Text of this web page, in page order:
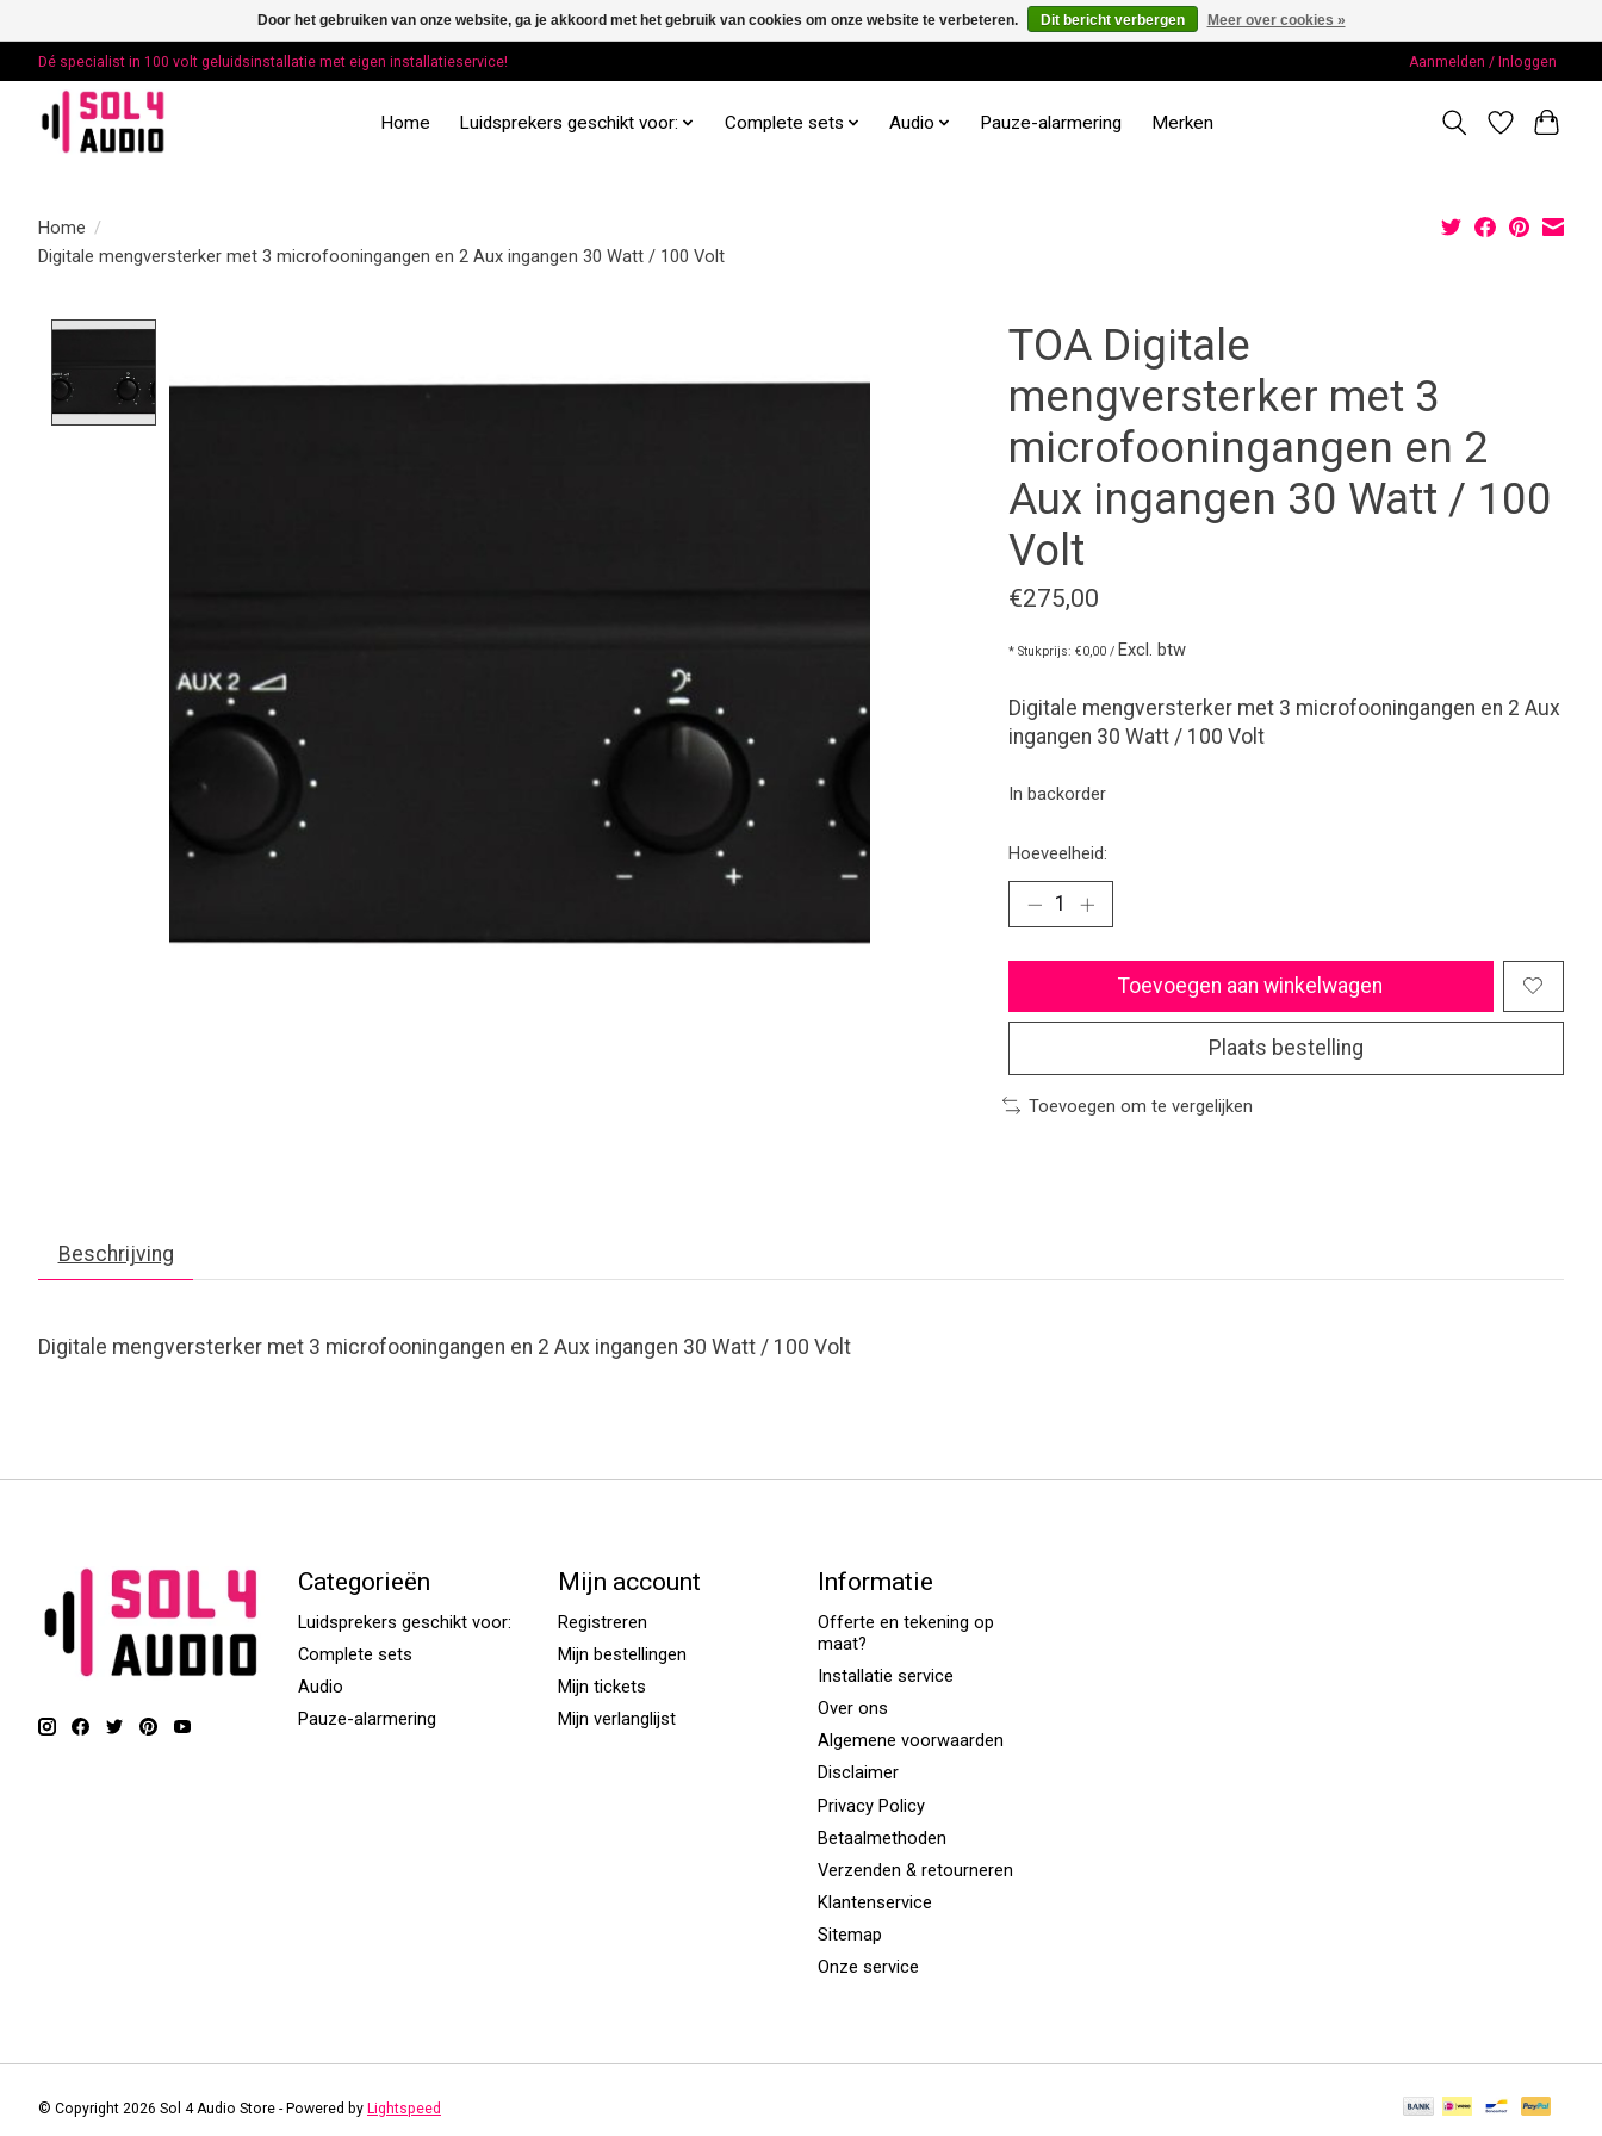
Dé specialist in 100 volt geluidsinstallatie met eigen installatieservice! Aanmelden / Inloggen
Home Luidsprekers geschikt voor: Complete sets Audio Pauze-alarmering Merken
Home /
Digitale mengversterker met 3 microfooningangen en 2 Aux ingangen 30 Watt / 100 Volt
TOA Digitale
mengversterker met 3
microfooningangen en 2
Aux ingangen 30 Watt / 100
Volt
€275,00
* Stukprijs: €0,00 / Excl. btw
Digitale mengversterker met 3 microfooningangen en 2 Aux
ingangen 30 Watt / 100 Volt
In backorder
Hoeveelheid:
Toevoegen aan winkelwagen
Plaats bestelling
Toevoegen om te vergelijken
Beschrijving
Digitale mengversterker met 3 microfooningangen en 2 Aux ingangen 30 Watt / 100 Volt
Categorieën
Luidsprekers geschikt voor:
Complete sets
Audio
Pauze-alarmering
Mijn account
Registreren
Mijn bestellingen
Mijn tickets
Mijn verlanglijst
Informatie
Offerte en tekening op
maat?
Installatie service
Over ons
Algemene voorwaarden
Disclaimer
Privacy Policy
Betaalmethoden
Verzenden & retourneren
Klantenservice
Sitemap
Onze service
© Copyright 2026 Sol 4 Audio Store - Powered by Lightspeed
Door het gebruiken van onze website, ga je akkoord met het gebruik van cookies om onze website te verbeteren. Dit bericht verbergen Meer over cookies »